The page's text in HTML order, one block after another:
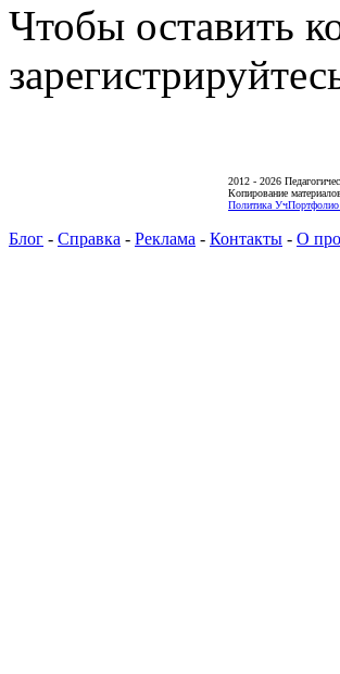
Чтобы оставить
2012 - 2026
Копирование
Политика УчПортфолио
Блог - Справка - Реклама - Контакты - О